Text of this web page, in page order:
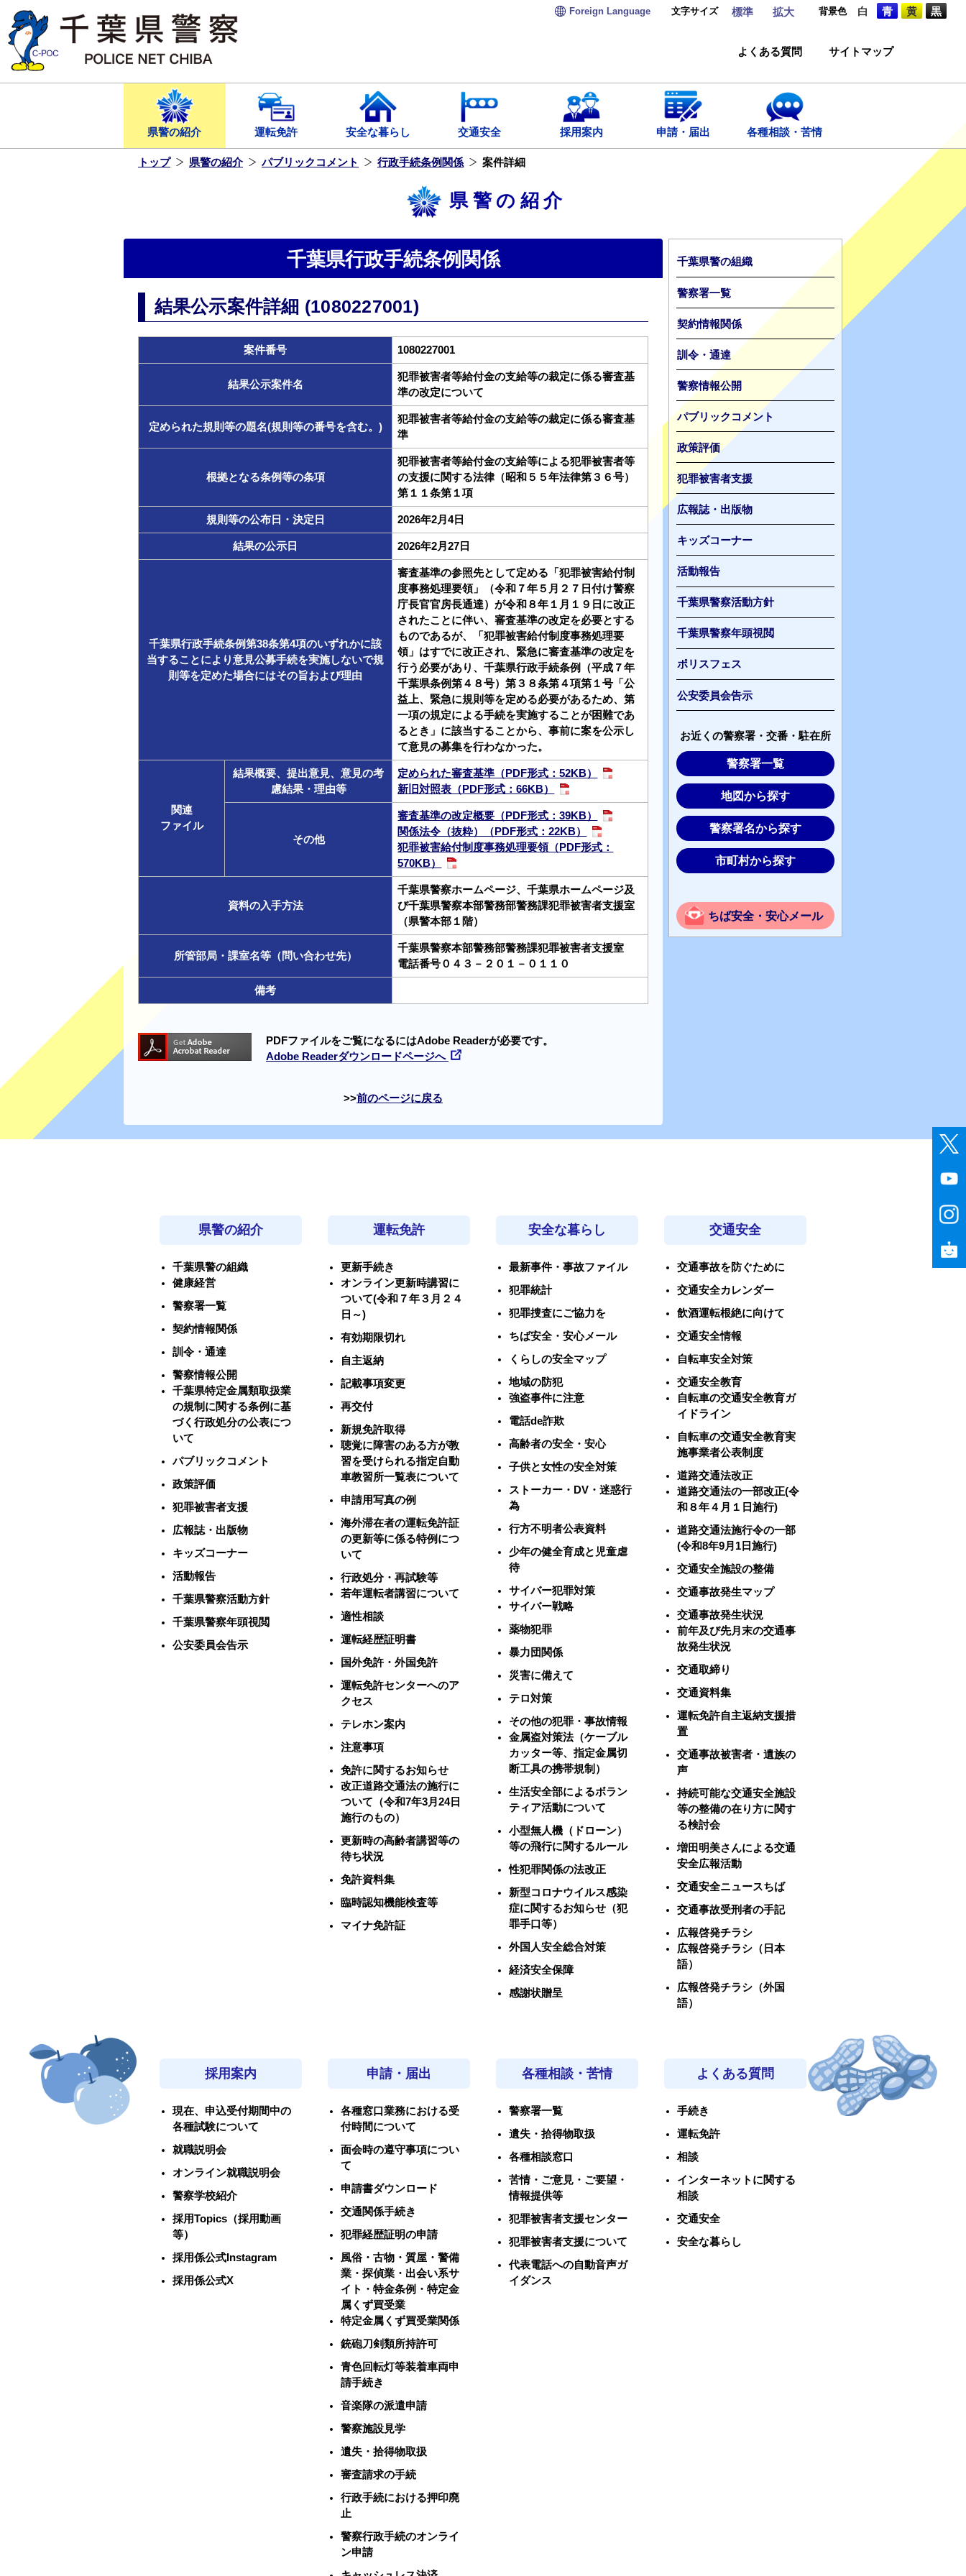
ス
キ
ま
Foreign Language 文字サイズ 標準 拡大 背景色 白 青 黄 黒
よくある質問 サイトマップ
県警の紹介 運転免許 安全な暮らし 交通安全 採用案内 申請・届出 各種相談・苦情
トップ 県警の紹介 パブリックコメント 行政手続条例関係 案件詳細
県警の紹介
千葉県行政手続条例関係
結果公示案件詳細 (1080227001)
案件番号 1080227001
結果公示案件名
犯罪被害者等給付金の支給等の裁定に係る審査基
準の改定について
定められた規則等の題名(規則等の番号を含む。)
犯罪被害者等給付金の支給等の裁定に係る審査基
準
根拠となる条例等の条項
犯罪被害者等給付金の支給等による犯罪被害者等
の支援に関する法律（昭和５５年法律第３６号）
第１１条第１項
規則等の公布日・決定日 2026年2月4日
結果の公示日 2026年2月27日
千葉県行政手続条例第38条第4項のいずれかに該
当することにより意見公募手続を実施しないで規
則等を定めた場合にはその旨および理由
審査基準の参照先として定める「犯罪被害給付制
度事務処理要領」（令和７年５月２７日付け警察
庁長官官房長通達）が令和８年１月１９日に改正
されたことに伴い、審査基準の改定を必要とする
ものであるが、「犯罪被害給付制度事務処理要
領」はすでに改正され、緊急に審査基準の改定を
行う必要があり、千葉県行政手続条例（平成７年
千葉県条例第４８号）第３８条第４項第１号「公
益上、緊急に規則等を定める必要があるため、第
一項の規定による手続を実施することが困難であ
るとき」に該当することから、事前に案を公示し
て意見の募集を行わなかった。
関連
ファイル
結果概要、提出意見、意見の考
慮結果・理由等
定められた審査基準（PDF形式：52KB）
新旧対照表（PDF形式：66KB）
その他
審査基準の改定概要（PDF形式：39KB）
関係法令（抜粋）（PDF形式：22KB）
犯罪被害給付制度事務処理要領（PDF形式：
570KB）
資料の入手方法
千葉県警察ホームページ、千葉県ホームページ及
び千葉県警察本部警務部警務課犯罪被害者支援室
（県警本部１階）
所管部局・課室名等（問い合わせ先）
千葉県警察本部警務部警務課犯罪被害者支援室
電話番号０４３－２０１－０１１０
備考
PDFファイルをご覧になるにはAdobe Readerが必要です。
Adobe Readerダウンロードページへ
前のページに戻る
千葉県警の組織
警察署一覧
契約情報関係
訓令・通達
警察情報公開
パブリックコメント
政策評価
犯罪被害者支援
広報誌・出版物
キッズコーナー
活動報告
千葉県警察活動方針
千葉県警察年頭視閲
ポリスフェス
公安委員会告示
お近くの警察署・交番・駐在所
警察署一覧
地図から探す
警察署名から探す
市町村から探す
ちば安全・安心メール
県警の紹介
千葉県警の組織
健康経営
警察署一覧
契約情報関係
訓令・通達
警察情報公開
千葉県特定金属類取扱業
の規制に関する条例に基
づく行政処分の公表につ
いて
パブリックコメント
政策評価
犯罪被害者支援
広報誌・出版物
キッズコーナー
活動報告
千葉県警察活動方針
千葉県警察年頭視閲
公安委員会告示
運転免許
更新手続き
オンライン更新時講習に
ついて(令和７年３月２４
日～)
有効期限切れ
自主返納
記載事項変更
再交付
新規免許取得
聴覚に障害のある方が教
習を受けられる指定自動
車教習所一覧表について
申請用写真の例
海外滞在者の運転免許証
の更新等に係る特例につ
いて
行政処分・再試験等
若年運転者講習について
適性相談
運転経歴証明書
国外免許・外国免許
運転免許センターへのア
クセス
テレホン案内
注意事項
免許に関するお知らせ
改正道路交通法の施行に
ついて（令和7年3月24日
施行のもの）
更新時の高齢者講習等の
待ち状況
免許資料集
臨時認知機能検査等
マイナ免許証
安全な暮らし
最新事件・事故ファイル
犯罪統計
犯罪捜査にご協力を
ちば安全・安心メール
くらしの安全マップ
地域の防犯
強盗事件に注意
電話de詐欺
高齢者の安全・安心
子供と女性の安全対策
ストーカー・DV・迷惑行
為
行方不明者公表資料
少年の健全育成と児童虐
待
サイバー犯罪対策
サイバー戦略
薬物犯罪
暴力団関係
災害に備えて
テロ対策
その他の犯罪・事故情報
金属盗対策法（ケーブル
カッター等、指定金属切
断工具の携帯規制）
生活安全部によるボラン
ティア活動について
小型無人機（ドローン）
等の飛行に関するルール
性犯罪関係の法改正
新型コロナウイルス感染
症に関するお知らせ（犯
罪手口等）
外国人安全総合対策
経済安全保障
感謝状贈呈
交通安全
交通事故を防ぐために
交通安全カレンダー
飲酒運転根絶に向けて
交通安全情報
自転車安全対策
交通安全教育
自転車の交通安全教育ガ
イドライン
自転車の交通安全教育実
施事業者公表制度
道路交通法改正
道路交通法の一部改正(令
和８年４月１日施行)
道路交通法施行令の一部
(令和8年9月1日施行)
交通安全施設の整備
交通事故発生マップ
交通事故発生状況
前年及び先月末の交通事
故発生状況
交通取締り
交通資料集
運転免許自主返納支援措
置
交通事故被害者・遺族の
声
持続可能な交通安全施設
等の整備の在り方に関す
る検討会
増田明美さんによる交通
安全広報活動
交通安全ニュースちば
交通事故受刑者の手記
広報啓発チラシ
広報啓発チラシ（日本
語）
広報啓発チラシ（外国
語）
採用案内
現在、申込受付期間中の
各種試験について
就職説明会
オンライン就職説明会
警察学校紹介
採用Topics（採用動画
等）
採用係公式Instagram
採用係公式X
申請・届出
各種窓口業務における受
付時間について
面会時の遵守事項につい
て
申請書ダウンロード
交通関係手続き
犯罪経歴証明の申請
風俗・古物・質屋・警備
業・探偵業・出会い系サ
イト・特金条例・特定金
属くず買受業
特定金属くず買受業関係
銃砲刀剣類所持許可
青色回転灯等装着車両申
請手続き
音楽隊の派遣申請
警察施設見学
遺失・拾得物取扱
審査請求の手続
行政手続における押印廃
止
警察行政手続のオンライ
ン申請
各種相談・苦情
警察署一覧
遺失・拾得物取扱
各種相談窓口
苦情・ご意見・ご要望・
情報提供等
犯罪被害者支援センター
犯罪被害者支援について
代表電話への自動音声ガ
イダンス
よくある質問
手続き
運転免許
相談
インターネットに関する
相談
交通安全
安全な暮らし